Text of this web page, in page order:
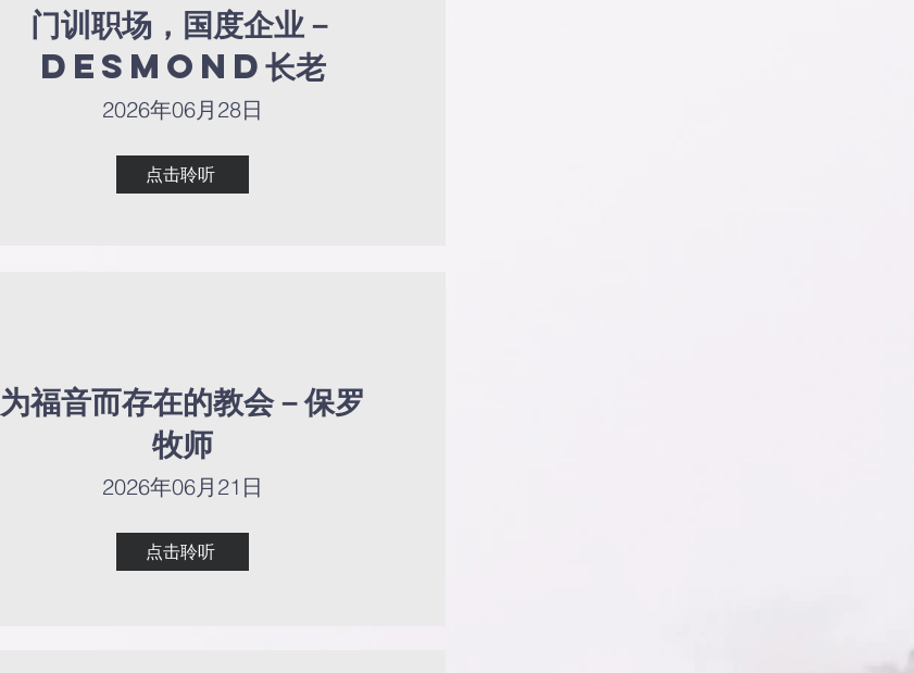
门训职场，国度企业－
Desmond长老
2026年06月28日
点击聆听
为福音而存在的教会－保罗
牧师
2026年06月21日
点击聆听
门训职场，国度企业－
Desmond长老
2026年06月28日
点击聆听
为福音而存在的教会－保罗
牧师
2026年06月21日
点击聆听